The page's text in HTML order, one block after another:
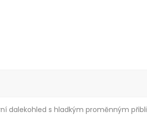
dalekohled s hladkým proměnným